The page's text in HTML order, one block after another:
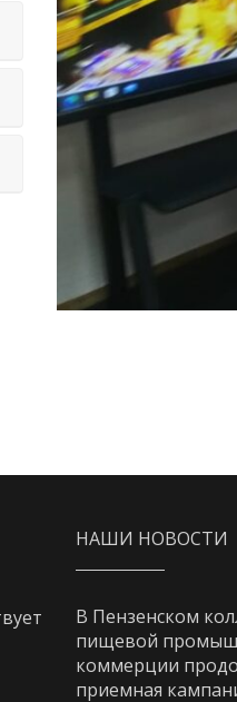
НАШИ НОВОСТИ
В Пензенском
пищевой
коммерции
приемная